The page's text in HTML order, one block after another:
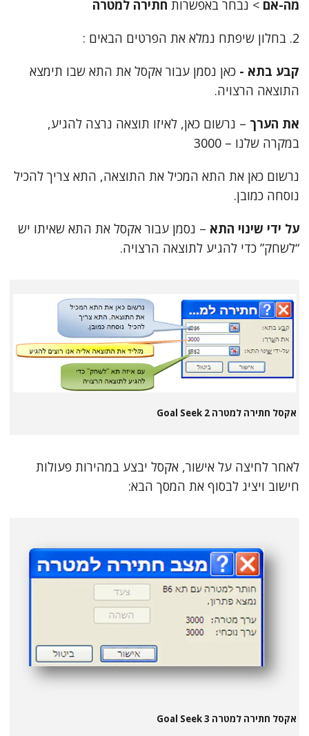
מה-אם > נבחר באפשרות חתירה למטרה
2. בחלון שיפתח נמלא את הפרטים הבאים :
קבע בתא - כאן נסמן עבור אקסל את התא שבו תימצא
התוצאה הרצויה.
את הערך – נרשום כאן, לאיזו תוצאה נרצה להגיע,
במקרה שלנו – 3000
נרשום כאן את התא המכיל את התוצאה, התא צריך להכיל
נוסחה כמובן.
על ידי שינוי התא – נסמן עבור אקסל את התא שאיתו יש
“לשחק” כדי להגיע לתוצאה הרצויה.
אקסל חתירה למטרה 2 Goal Seek
לאחר לחיצה על אישור, אקסל יבצע במהירות פעולות
חישוב ויציג לבסוף את המסך הבא:
אקסל חתירה למטרה 3 Goal Seek